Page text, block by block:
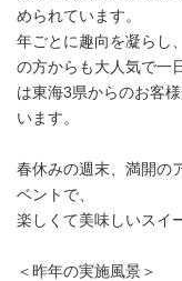
められています。
年ごとに趣向を凝らし
の方からも大人気で一
は東海3県からのお客
います。
春休みの週末、満開の
ベントで、
楽しくて美味しいスイ
＜昨年の実施風景＞